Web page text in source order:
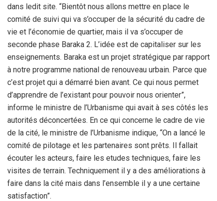
dans ledit site. “Bientôt nous allons mettre en place le
comité de suivi qui va s’occuper de la sécurité du cadre de
vie et l’économie de quartier, mais il va s’occuper de
seconde phase Baraka 2. L’idée est de capitaliser sur les
enseignements. Baraka est un projet stratégique par rapport
à notre programme national de renouveau urbain. Parce que
c’est projet qui a démarré bien avant. Ce qui nous permet
d’apprendre de l’existant pour pouvoir nous orienter”,
informe le ministre de l’Urbanisme qui avait à ses côtés les
autorités déconcertées. En ce qui concerne le cadre de vie
de la cité, le ministre de l’Urbanisme indique, “On a lancé le
comité de pilotage et les partenaires sont prêts. Il fallait
écouter les acteurs, faire les etudes techniques, faire les
visites de terrain. Techniquement il y a des améliorations à
faire dans la cité mais dans l’ensemble il y a une certaine
satisfaction”.